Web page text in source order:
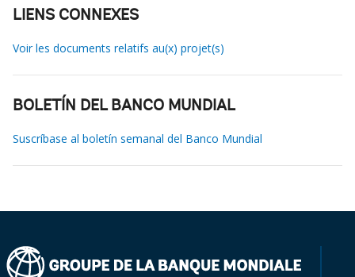
LIENS CONNEXES
Voir les documents relatifs au(x) projet(s)
BOLETÍN DEL BANCO MUNDIAL
Suscríbase al boletín semanal del Banco Mundial